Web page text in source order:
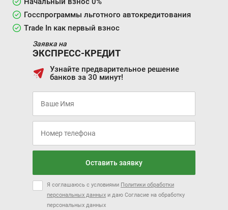
Госспрограммы льготного автокредитования
Trade In как первый взнос
Заявка на
ЭКСПРЕСС-КРЕДИТ
Узнайте предварительное решение
банков за 30 минут!
Оставить заявку
Я соглашаюсь с условиями Политики обработки
персональных данных и даю Согласие на обработку
персональных данных